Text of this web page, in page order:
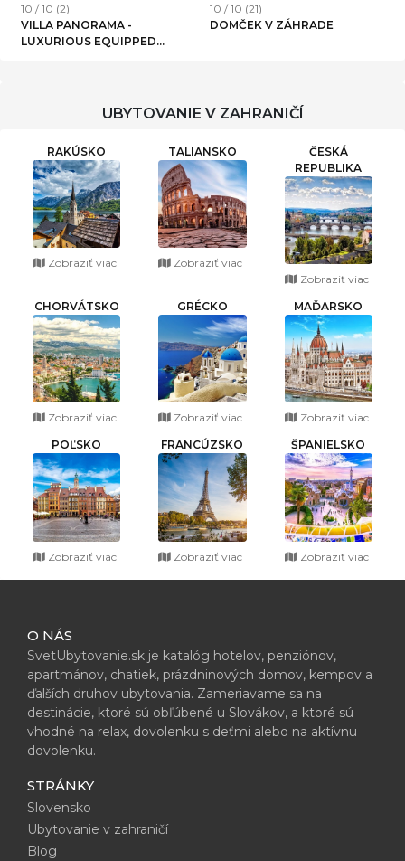
10 / 10 (2)
AH POVAŽSKÁ III
10 / 10 (10)
GRAND CHALET STARÁ
UBYTOVANIE V ZAHRANIČÍ
RAKÚSKO
Zobraziť viac
TALIANSKO
Zobraziť viac
ČESKÁ
REPUBLIKA
Zobraziť viac
CHORVÁTSKO
Zobraziť viac
GRÉCKO
Zobraziť viac
MAĎARSKO
Zobraziť viac
POĽSKO
Zobraziť viac
FRANCÚZSKO
Zobraziť viac
ŠPANIELSKO
Zobraziť viac
O NÁS
SvetUbytovanie.sk je katalóg hotelov, penziónov,
apartmánov, chatiek, prázdninových domov, kempov a
ďalších druhov ubytovania. Zameriavame sa na
destinácie, ktoré sú obľúbené u Slovákov, a ktoré sú
vhodné na relax, dovolenku s deťmi alebo na aktívnu
dovolenku.
STRÁNKY
Slovensko
Ubytovanie v zahraničí
Blog